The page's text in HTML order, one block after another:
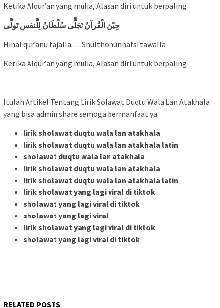
Ketika Alqur’an yang mulia, Alasan diri untuk berpaling
حِيْنَ الْقُرآنُ تَجَلًّى سُلْطَانُ لِلَّنفسِ تَولَّى
Hinal qur’anu tajalla … Shulthõnunnafsi tawalla
Ketika Alqur’an yang mulia, Alasan diri untuk berpaling
Itulah Artikel Tentang Lirik Solawat Duqtu Wala Lan Atakhala
yang bisa admin share semoga bermanfaat ya
lirik sholawat duqtu wala lan atakhala
lirik sholawat duqtu wala lan atakhala latin
sholawat duqtu wala lan atakhala
lirik sholawat duqtu wala lan atakhala
lirik sholawat duqtu wala lan atakhala latin
lirik sholawat yang lagi viral di tiktok
sholawat yang lagi viral di tiktok
sholawat yang lagi viral
lirik sholawat yang lagi viral di tiktok
sholawat yang lagi viral di tiktok
RELATED POSTS